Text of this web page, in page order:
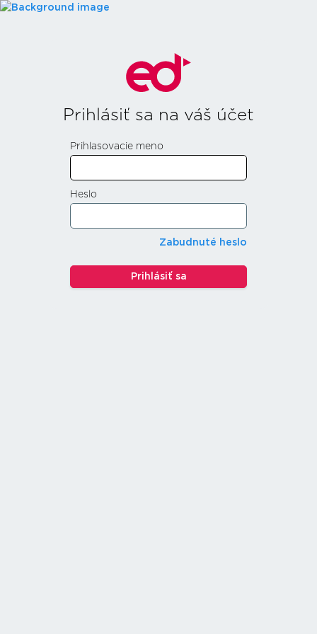
Prihlásiť sa na váš účet
Prihlasovacie meno
Heslo
Zabudnuté heslo